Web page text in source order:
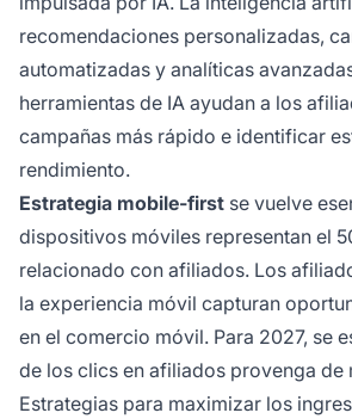
recomendaciones personalizadas,
automatizadas y analíticas
herramientas de IA ayudan a los
campañas más rápido e identificar
rendimiento.
Estrategia mobile-first se vuelve
dispositivos móviles representan el
relacionado con afiliados. Los
la experiencia móvil capturan
en el comercio móvil. Para 2027, se
de los clics en afiliados provenga de
Estrategias para maximizar los